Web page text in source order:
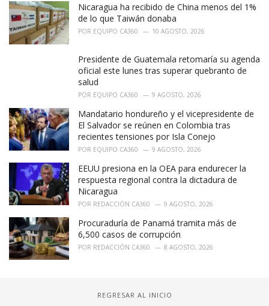
Nicaragua ha recibido de China menos del 1%
de lo que Taiwán donaba
POR EQUIPO CA360 10 AGOSTO, 2026
Presidente de Guatemala retomaría su agenda
oficial este lunes tras superar quebranto de
salud
POR EQUIPO CA360 9 AGOSTO, 2026
Mandatario hondureño y el vicepresidente de
El Salvador se reúnen en Colombia tras
recientes tensiones por Isla Conejo
POR EQUIPO CA360 9 AGOSTO, 2026
EEUU presiona en la OEA para endurecer la
respuesta regional contra la dictadura de
Nicaragua
POR REDACCIÓN CA360 9 AGOSTO, 2026
Procuraduría de Panamá tramita más de
6,500 casos de corrupción
POR REDACCIÓN CA360 8 AGOSTO, 2026
REGRESAR AL INICIO